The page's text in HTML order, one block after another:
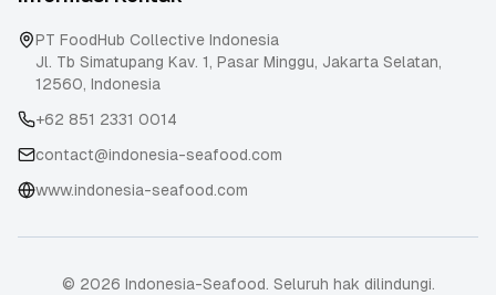
PT FoodHub Collective Indonesia
Jl. Tb Simatupang Kav. 1, Pasar Minggu, Jakarta Selatan,
12560, Indonesia
+62 851 2331 0014
contact@indonesia-seafood.com
www.indonesia-seafood.com
© 2026 Indonesia-Seafood. Seluruh hak dilindungi.